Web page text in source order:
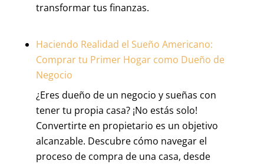
transformar tus finanzas.
Haciendo Realidad el Sueño Americano:
Comprar tu Primer Hogar como Dueño de
Negocio
¿Eres dueño de un negocio y sueñas con
tener tu propia casa? ¡No estás solo!
Convertirte en propietario es un objetivo
alcanzable. Descubre cómo navegar el
proceso de compra de una casa, desde